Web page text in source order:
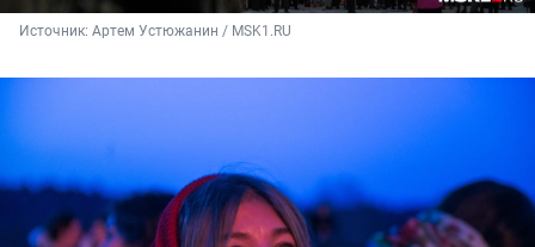
Источник: Артем Устюжанин / MSK1.RU